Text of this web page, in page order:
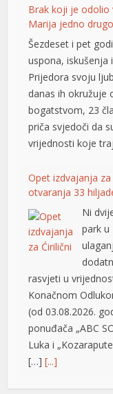
Brak koji je odolio
Marija jedno
Šezdeset i pet
uspona, iskušenja
Prijedora svoju
danas ih okružuje
bogatstvom, 23
priča svjedoči da
vrijednosti koje
Opet izdvajanja
otvaranja 33
Ni
park u
rasvjeti u
Konačnom
(od 03.08.2026.
ponuđača „ABC
Luka i
[…][...]